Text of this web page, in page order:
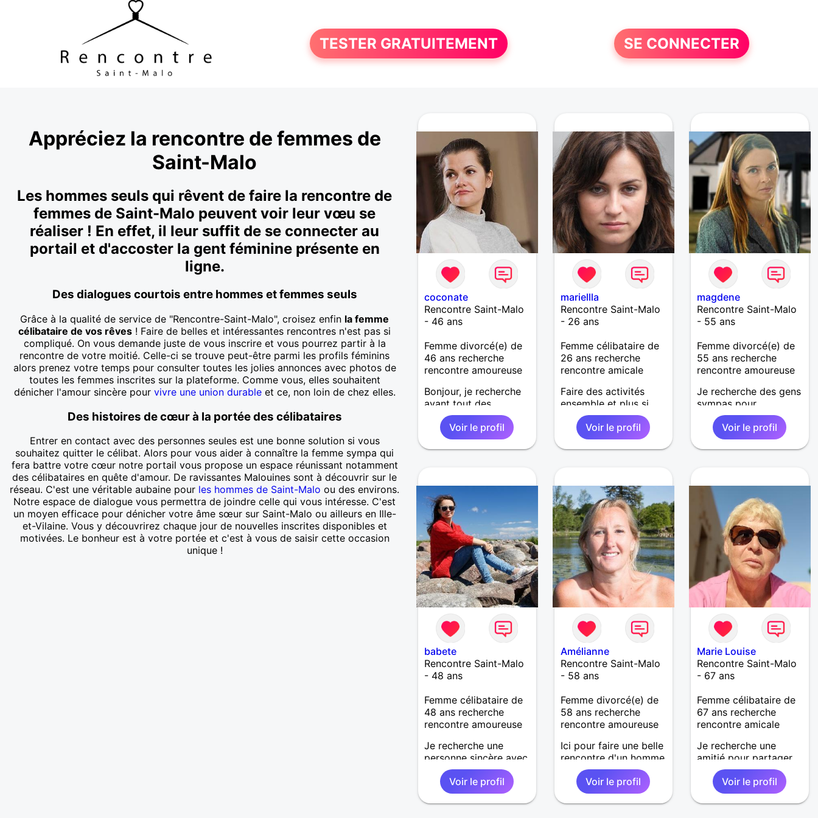
TESTER GRATUITEMENT SE CONNECTER
Appréciez la rencontre de femmes de
Saint-Malo
Les hommes seuls qui rêvent de faire la rencontre de
femmes de Saint-Malo peuvent voir leur vœu se
réaliser ! En effet, il leur suffit de se connecter au
portail et d'accoster la gent féminine présente en
ligne.
Des dialogues courtois entre hommes et femmes seuls
Grâce à la qualité de service de "Rencontre-Saint-Malo", croisez enfin la femme
célibataire de vos rêves ! Faire de belles et intéressantes rencontres n'est pas si
compliqué. On vous demande juste de vous inscrire et vous pourrez partir à la
rencontre de votre moitié. Celle-ci se trouve peut-être parmi les profils féminins
alors prenez votre temps pour consulter toutes les jolies annonces avec photos de
toutes les femmes inscrites sur la plateforme. Comme vous, elles souhaitent
dénicher l'amour sincère pour vivre une union durableet ce, non loin de chez elles.
Des histoires de cœur à la portée des célibataires
Entrer en contact avec des personnes seules est une bonne solution si vous
souhaitez quitter le célibat. Alors pour vous aider à connaître la femme sympa qui
fera battre votre cœur notre portail vous propose un espace réunissant notamment
des célibataires en quête d'amour. De ravissantes Malouines sont à découvrir sur le
réseau. C'est une véritable aubaine pour les hommes de Saint-Malo ou des environs.
Notre espace de dialogue vous permettra de joindre celle qui vous intéresse. C'est
un moyen efficace pour dénicher votre âme sœur sur Saint-Malo ou ailleurs en Ille-
et-Vilaine. Vous y découvrirez chaque jour de nouvelles inscrites disponibles et
motivées. Le bonheur est à votre portée et c'est à vous de saisir cette occasion
unique !
coconate
Rencontre Saint-Malo
- 46 ans
Femme divorcé(e) de
46 ans recherche
rencontre amoureuse
Bonjour, je recherche
avant tout des
personnes avec qui
discuter.Voir le profil
mariellla
Rencontre Saint-Malo
- 26 ans
Femme célibataire de
26 ans recherche
rencontre amicale
Faire des activités
ensemble et plus si
affinités.
Voir le profil
magdene
Rencontre Saint-Malo
- 55 ans
Femme divorcé(e) de
55 ans recherche
rencontre amoureuse
Je recherche des gens
sympas pour
dialoguer ou sortir et
qui sait !Voir le profil
babete
Rencontre Saint-Malo
- 48 ans
Femme célibataire de
48 ans recherche
rencontre amoureuse
Je recherche une
personne sincère avec
de belles valeurs. Je
suis ici pour discuter,
faire connaissance et
rencontrer la personne
Voir le profil
Amélianne
Rencontre Saint-Malo
- 58 ans
Femme divorcé(e) de
58 ans recherche
rencontre amoureuse
Ici pour faire une belle
rencontre d'un homme
fidèle et sincère
sachant me faire rire
ayant beaucoup de
conversation... pour
Voir le profil
Marie Louise
Rencontre Saint-Malo
- 67 ans
Femme célibataire de
67 ans recherche
rencontre amicale
Je recherche une
amitié pour partager
des loisirs en
communsVoir le profil